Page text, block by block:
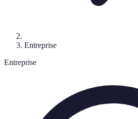
Entreprise
Entreprise